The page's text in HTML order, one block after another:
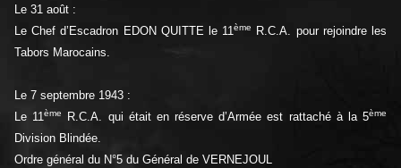
Le 31 août :
Le Chef d’Escadron EDON QUITTE le 11ème
R.C.A. pour rejoindre les
Tabors Marocains.
Le 7 septembre 1943 :
Le 11ème R.C.A. qui était en réserve d’Armée est rattaché à la 5ème
Division Blindée.
Ordre général du N°5 du Général de VERNEJOUL